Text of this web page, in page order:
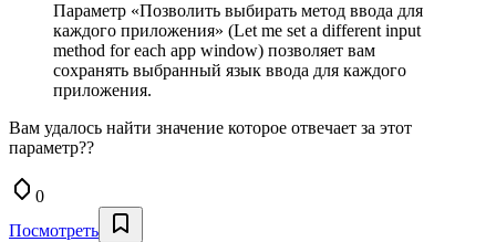
Параметр «Позволить выбирать метод ввода для
каждого приложения» (Let me set a different input
method for each app window) позволяет вам
сохранять выбранный язык ввода для каждого
приложения.
Вам удалось найти значение которое отвечает за этот
параметр??
0
Посмотреть